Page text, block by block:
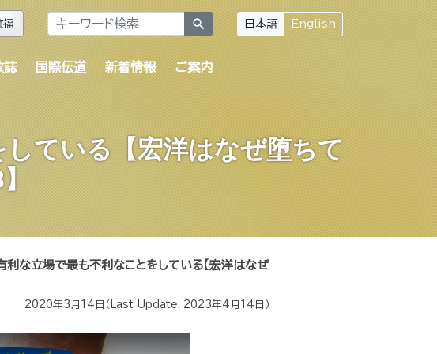
福 search 日本語 English
誌 国際伝道 新着情報 ご案内
ている【宏洋はなぜ堕ちて
利な立場で最も不利なことをしている【宏洋はなぜ
2020年3月14日 （Last Update: 2023年4月14日 ）